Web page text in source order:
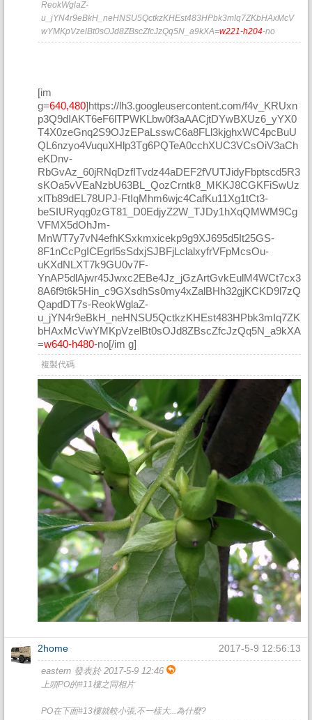
ReokWglaZ-
u_jYN4r9eBkH_neHNSU5QctkzKHEst483HPbk3mIq7ZKbHAxMcV
wYMKpVzelBt0sOJd8ZBscZfcJzQq5N_a9kXA=w221-h204-no
[im
g=640,480]https://lh3.googleusercontent.com/f4v_KRUxn
p3Q9dIAKT6eF6lTPWKLbw0f3aAACjtDYwBXUz6_yYX0
T4X0zeGnq2S9OJzEPaLsswC6a8FLl3kjghxWC4pcBuU
QL6nzyo4VuquXHlp3Tg6PQTeA0cchXUC3VCsOiV3aCh
eKDnv-
RbGvAz_60jRNqDzfITvdz44aDEF2fVUTJidyFbptscd5R3
sKOa5vVEaNzbU63BL_QozCrntk8_MKKJ8CGKFiSwUz
xlTb89dEL78UPJ-FtIqMhm6wjc4CafKu11Xg1tCt3-
beSIURyqg0zGT81_D0EdjyZ2W_TJDy1hXqQMWM9Cg
VFMX5dOhJm-
MnWT7y7vN4efhKSxkmxicekp9g9XJ695d5It25GS-
8F1nCcPgICEgrl5sSdxjSJBFjLclalxyfrVFpMcsOu-
uKXdNLXT7k9GU0v7F-
YnAP5dlAjwr45Jwxc2EBe4Jz_jGzArtGvkEulM4WCt7cx3
8A6f9t6k5Hin_c9GXsdhSs0my4xZalBHh32gjKCKD9l7zQ
QapdDT7s-ReokWglaZ-
u_jYN4r9eBkH_neHNSU5QctkzKHEst483HPbk3mIq7ZK
bHAxMcVwYMKpVzelBt0sOJd8ZBscZfcJzQq5N_a9kXA
=w640-h480-no[/im g]
複製代碼
2home 2017-5-9 12:56:13
eastern 發表於 2017-5-9 12:46
上頭PO的#11樓之同相片
PO在下面#13樓就較小張,不一樣大...為什麼?